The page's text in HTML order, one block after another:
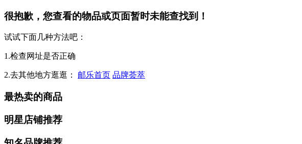
很抱歉，您查看的物品或页面暂时未能查找到！
试试下面几种方法吧：
1.检查网址是否正确
2.去其他地方逛逛： 邮乐首页 品牌荟萃
最热卖的商品
明星店铺推荐